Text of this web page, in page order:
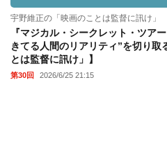
宇野維正の「映画のことは監督に訊け」
『マジカル・シークレット・ツア
きてる人間のリアリティ”を切り取
とは監督に訊け」】
第30回 2026/6/25 21:15